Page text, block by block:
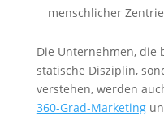
menschlicher
Die Unternehmen, die
statische Disziplin,
verstehen, werden
360-Grad-Marketing